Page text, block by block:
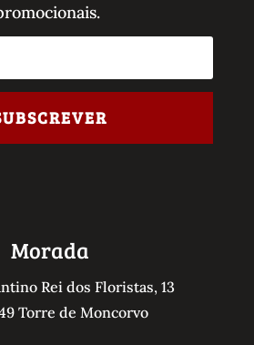
Morada
Rei dos Floristas, 13
Torre de Moncorvo